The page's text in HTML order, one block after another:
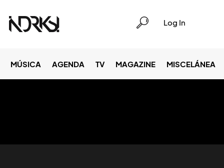
Log In
MÚSICA AGENDA TV MAGAZINE MISCELÁNEA